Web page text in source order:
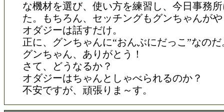
な機材を選び、使い方を練習し、今日事務
た。もちろん、セッチングもグンちゃんが
オダジーは話すだけ。
正に、グンちゃんに“おんぶにだっこ”なのだ
グンちゃん、ありがとう！
さて、どうなるか？
オダジーはちゃんとしゃべられるのか？
不安ですが、頑張りま～す。